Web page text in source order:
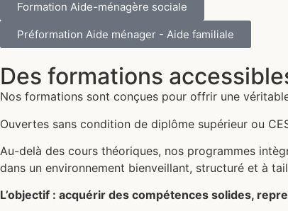
Formation Aide-ménagère sociale
Préformation Aide ménager - Aide familiale
Des formations
Nos formations sont conçues pour offrir une
Ouvertes sans condition de diplôme supérieur ou
Au-delà des cours théoriques, nos programmes
dans un environnement bienveillant, structuré et à
L’objectif : acquérir des compétences solides,